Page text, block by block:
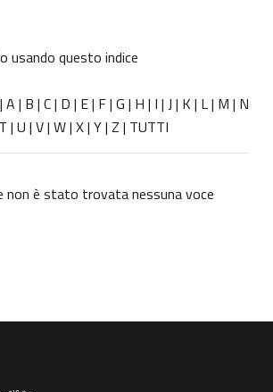
usando questo indice
| A | B | C| D | E| F| G | H | I | J | K | L| M | N
T | U | V| W| X| Y| Z | TUTTI
non è stato trovata nessuna voce